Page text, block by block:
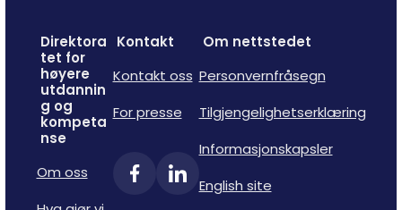
Direktora
tet for
høyere
utdannin
g og
kompeta
nse
Om oss
Kontakt
Kontakt oss
For presse
Om nettstedet
Personvernfråsegn
Tilgjengelighetserklæring
Informasjonskapsler
English site